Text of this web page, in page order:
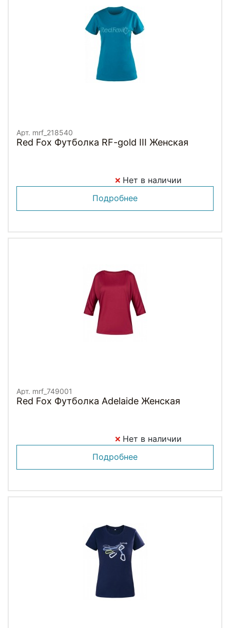
Арт. mrf_218540
Red Fox Футболка RF-gold III Женская
Нет в наличии
Подробнее
Арт. mrf_749001
Red Fox Футболка Adelaide Женская
Нет в наличии
Подробнее